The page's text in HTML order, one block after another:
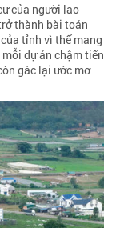
của người lao
thành bài toán
tỉnh vì thế mang
dự án chậm tiến
gác lại ước mơ